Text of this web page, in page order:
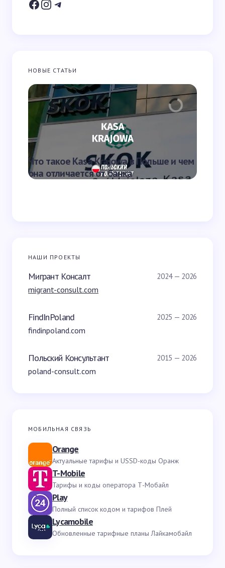
Ваш вопрос *
Запомнить имя и email для следующих
комментариев
Отправить
НОВЫЕ СТАТЬИ
Что такое Kasa Krajowa в Польше и чем
она отличается от банка
НАШИ ПРОЕКТЫ
Мигрант Консалт 2024 — 2026
migrant-consult.com
FindInPoland 2025 — 2026
findinpoland.com
Польский Консультант 2015 — 2026
poland-consult.com
МОБИЛЬНАЯ СВЯЗЬ
Orange
Актуальные тарифы и USSD-коды Оранж
T-Mobile
Тарифы и коды оператора Т-Мобайл
Play
Полный список кодом и тарифов Плей
Lycamobile
Обновленные тарифные планы Лайкамобайл